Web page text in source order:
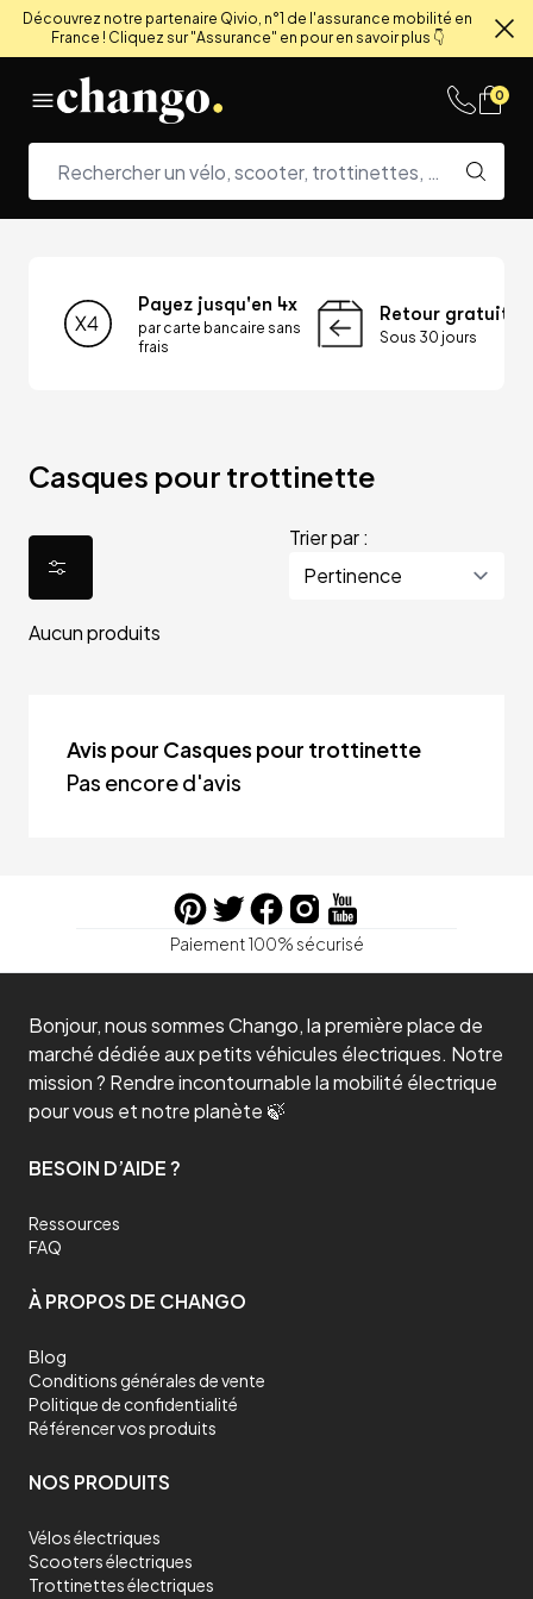
Découvrez notre partenaire Qivio, n°1 de l'assurance mobilité en
France ! Cliquez sur "Assurance" en pour en savoir plus 👇
0
Payez jusqu'en 4x
par carte bancaire sans
frais
Retour gratuit
Sous 30 jours
Casques pour trottinette
Trier par :
Aucun produits
Avis pour Casques pour trottinette
Pas encore d'avis
Paiement 100% sécurisé
Bonjour, nous sommes Chango, la première place de
marché dédiée aux petits véhicules électriques. Notre
mission ? Rendre incontournable la mobilité électrique
pour vous et notre planète 🍃
BESOIN D’AIDE ?
Ressources
FAQ
À PROPOS DE CHANGO
Blog
Conditions générales de vente
Politique de confidentialité
Référencer vos produits
NOS PRODUITS
Vélos électriques
Scooters électriques
Trottinettes électriques